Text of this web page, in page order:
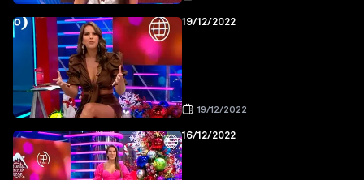
19/12/2022
19/12/2022
16/12/2022